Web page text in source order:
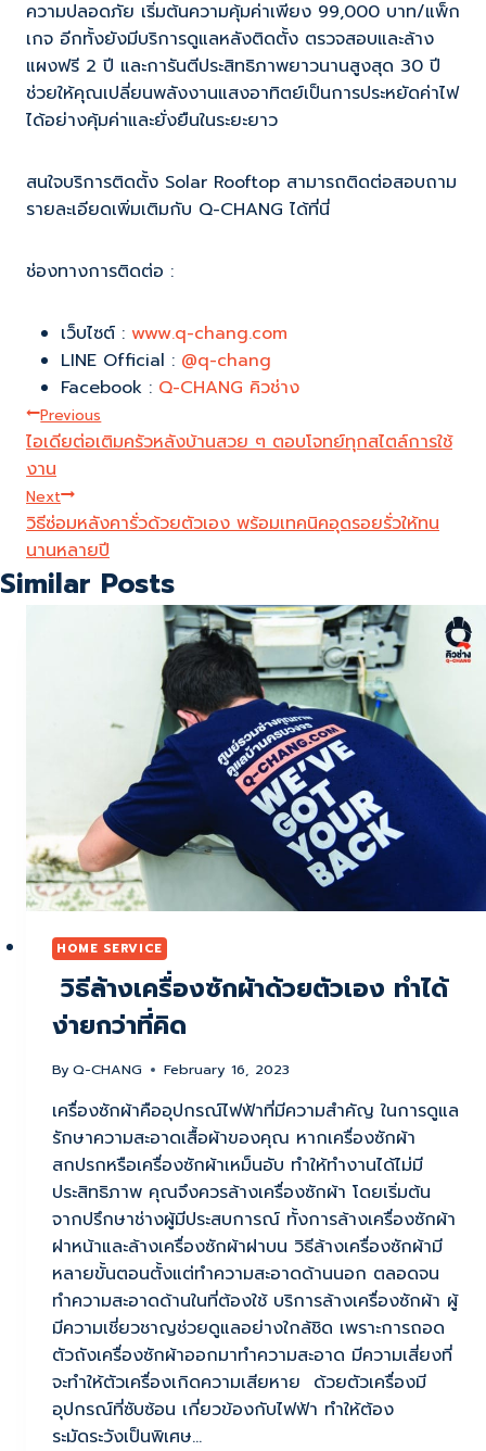
ความปลอดภัย เริ่มต้นความคุ้มค่าเพียง 99,000 บาท/แพ็ก
เกจ อีกทั้งยังมีบริการดูแลหลังติดตั้ง ตรวจสอบและล้าง
แผงฟรี 2 ปี และการันตีประสิทธิภาพยาวนานสูงสุด 30 ปี
ช่วยให้คุณเปลี่ยนพลังงานแสงอาทิตย์เป็นการประหยัดค่าไฟ
ได้อย่างคุ้มค่าและยั่งยืนในระยะยาว
สนใจบริการติดตั้ง Solar Rooftop สามารถติดต่อสอบถาม
รายละเอียดเพิ่มเติมกับ Q-CHANG ได้ที่นี่
ช่องทางการติดต่อ :
เว็บไซต์ : www.q-chang.com
LINE Official : @q-chang
Facebook : Q-CHANG คิวช่าง
Post
Navigation
Previous
ไอเดียต่อเติมครัวหลังบ้านสวย ๆ ตอบโจทย์ทุกสไตล์การใช้
งาน
Next
วิธีซ่อมหลังคารั่วด้วยตัวเอง พร้อมเทคนิคอุดรอยรั่วให้ทน
นานหลายปี
Similar Posts
HOME SERVICE
วิธีล้างเครื่องซักผ้าด้วยตัวเอง ทำได้
ง่ายกว่าที่คิด
By Q-CHANG February 16, 2023
เครื่องซักผ้าคืออุปกรณ์ไฟฟ้าที่มีความสำคัญ ในการดูแล
รักษาความสะอาดเสื้อผ้าของคุณ หากเครื่องซักผ้า
สกปรกหรือเครื่องซักผ้าเหม็นอับ ทำให้ทำงานได้ไม่มี
ประสิทธิภาพ คุณจึงควรล้างเครื่องซักผ้า โดยเริ่มต้น
จากปรึกษาช่างผู้มีประสบการณ์ ทั้งการล้างเครื่องซักผ้า
ฝาหน้าและล้างเครื่องซักผ้าฝาบน วิธีล้างเครื่องซักผ้ามี
หลายขั้นตอนตั้งแต่ทำความสะอาดด้านนอก ตลอดจน
ทำความสะอาดด้านในที่ต้องใช้ บริการล้างเครื่องซักผ้า ผู้
มีความเชี่ยวชาญช่วยดูแลอย่างใกล้ชิด เพราะการถอด
ตัวถังเครื่องซักผ้าออกมาทำความสะอาด มีความเสี่ยงที่
จะทำให้ตัวเครื่องเกิดความเสียหาย ด้วยตัวเครื่องมี
อุปกรณ์ที่ซับซ้อน เกี่ยวข้องกับไฟฟ้า ทำให้ต้อง
ระมัดระวังเป็นพิเศษ…